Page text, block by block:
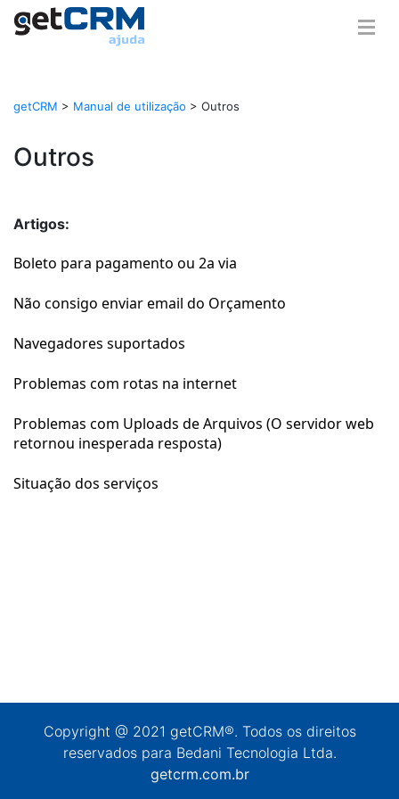
getCRM > Manual de utilização > Outros
Outros
Artigos:
Boleto para pagamento ou 2a via
Não consigo enviar email do Orçamento
Navegadores suportados
Problemas com rotas na internet
Problemas com Uploads de Arquivos (O servidor web
retornou inesperada resposta)
Situação dos serviços
Copyright @ 2021 getCRM®. Todos os direitos
reservados para Bedani Tecnologia Ltda.
getcrm.com.br